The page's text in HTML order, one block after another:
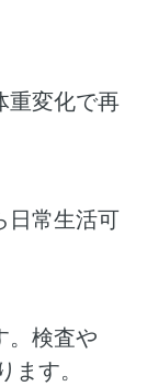
重変化で再
日常生活可
。検査や
す。